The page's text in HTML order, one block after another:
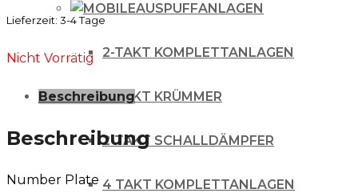
AUSPUFFANLAGEN
2-TAKT KOMPLETTANLAGEN
2-TAKT KRÜMMER
2-TAKT SCHALLDÄMPFER
4 TAKT KOMPLETTANLAGEN
Lieferzeit: 3-4 Tage
Nicht Vorrätig
Beschreibung
Beschreibung
Number Plate